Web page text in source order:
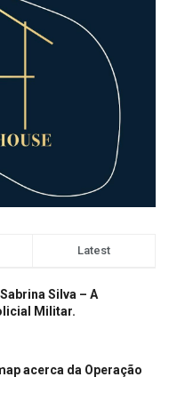
Latest
Silva – A
Militar.
acerca da Operação